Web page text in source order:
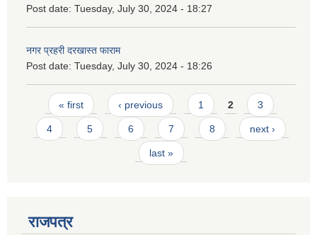
Post date: Tuesday, July 30, 2024 - 18:27
नगर प्रहरी दरखास्त फाराम
Post date: Tuesday, July 30, 2024 - 18:26
Pages
« first ‹ previous 1 2 3
4 5 6 7 8 next ›
last »
राजपत्र